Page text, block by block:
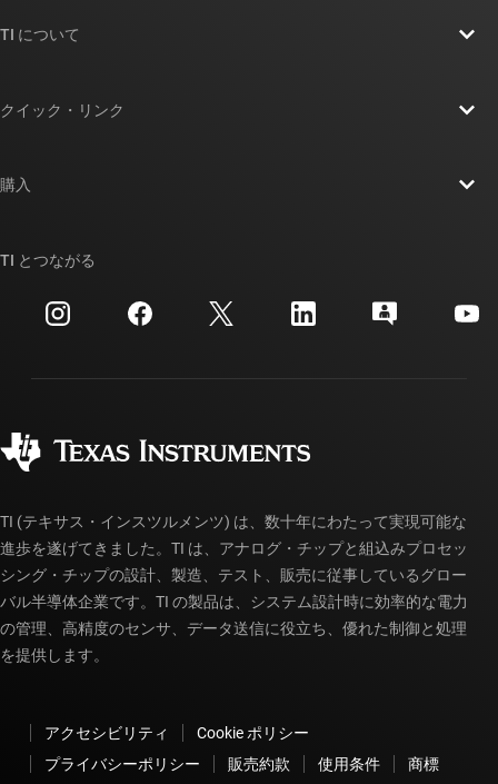
TI について
投資家向け情報
製造
クイック・リンク
クロスリファレンス検索
カスタマー・サポート・センター
myTI アカウントの FAQ
購入
ご注文に関する FAQ
TI とつながる
TI (テキサス・インスツルメンツ) は、数十年にわたって実現可能な
進歩を遂げてきました。TI は、アナログ・チップと組込みプロセッ
シング・チップの設計、製造、テスト、販売に従事しているグロー
バル半導体企業です。TI の製品は、システム設計時に効率的な電力
の管理、高精度のセンサ、データ送信に役立ち、優れた制御と処理
を提供します。
アクセシビリティ
Cookie ポリシー
プライバシーポリシー
販売約款 使用条件
商標